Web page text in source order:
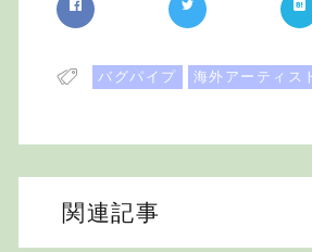
バグパイプ 海外アーティス
関連記事